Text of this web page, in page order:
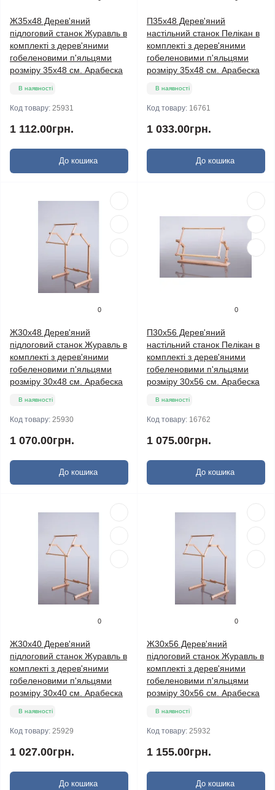
Ж35х48 Дерев'яний
підлоговий станок Журавль в
комплекті з дерев'яними
гобеленовими п'яльцями
розміру 35х48 см. Арабеска
В наявності
Код товару: 25931
1 112.00грн.
До кошика
П35х48 Дерев'яний
настільний станок Пелікан в
комплекті з дерев'яними
гобеленовими п'яльцями
розміру 35х48 см. Арабеска
В наявності
Код товару: 16761
1 033.00грн.
До кошика
0
Ж30х48 Дерев'яний
підлоговий станок Журавль в
комплекті з дерев'яними
гобеленовими п'яльцями
розміру 30х48 см. Арабеска
В наявності
Код товару: 25930
1 070.00грн.
До кошика
0
П30х56 Дерев'яний
настільний станок Пелікан в
комплекті з дерев'яними
гобеленовими п'яльцями
розміру 30х56 см. Арабеска
В наявності
Код товару: 16762
1 075.00грн.
До кошика
0
Ж30х40 Дерев'яний
підлоговий станок Журавль в
комплекті з дерев'яними
гобеленовими п'яльцями
розміру 30х40 см. Арабеска
В наявності
Код товару: 25929
1 027.00грн.
До кошика
0
Ж30х56 Дерев'яний
підлоговий станок Журавль в
комплекті з дерев'яними
гобеленовими п'яльцями
розміру 30х56 см. Арабеска
В наявності
Код товару: 25932
1 155.00грн.
До кошика